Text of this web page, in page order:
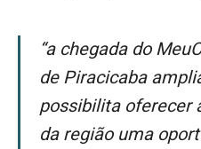
“A chegada do MeuCashCard à prefeitura
de Piracicaba
possibilita oferecer
da região uma